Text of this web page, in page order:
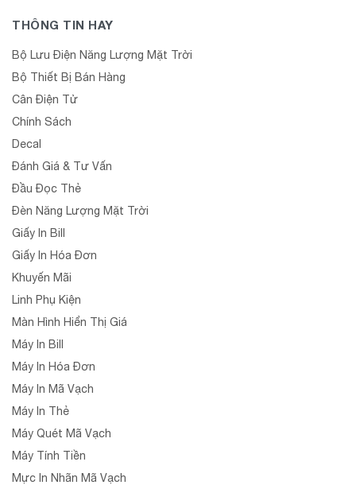
THÔNG TIN HAY
Bộ Lưu Điện Năng Lượng Mặt Trời
Bộ Thiết Bị Bán Hàng
Cân Điện Tử
Chính Sách
Decal
Đánh Giá & Tư Vấn
Đầu Đọc Thẻ
Đèn Năng Lượng Mặt Trời
Giấy In Bill
Giấy In Hóa Đơn
Khuyến Mãi
Linh Phụ Kiện
Màn Hình Hiển Thị Giá
Máy In Bill
Máy In Hóa Đơn
Máy In Mã Vạch
Máy In Thẻ
Máy Quét Mã Vạch
Máy Tính Tiền
Mực In Nhãn Mã Vạch